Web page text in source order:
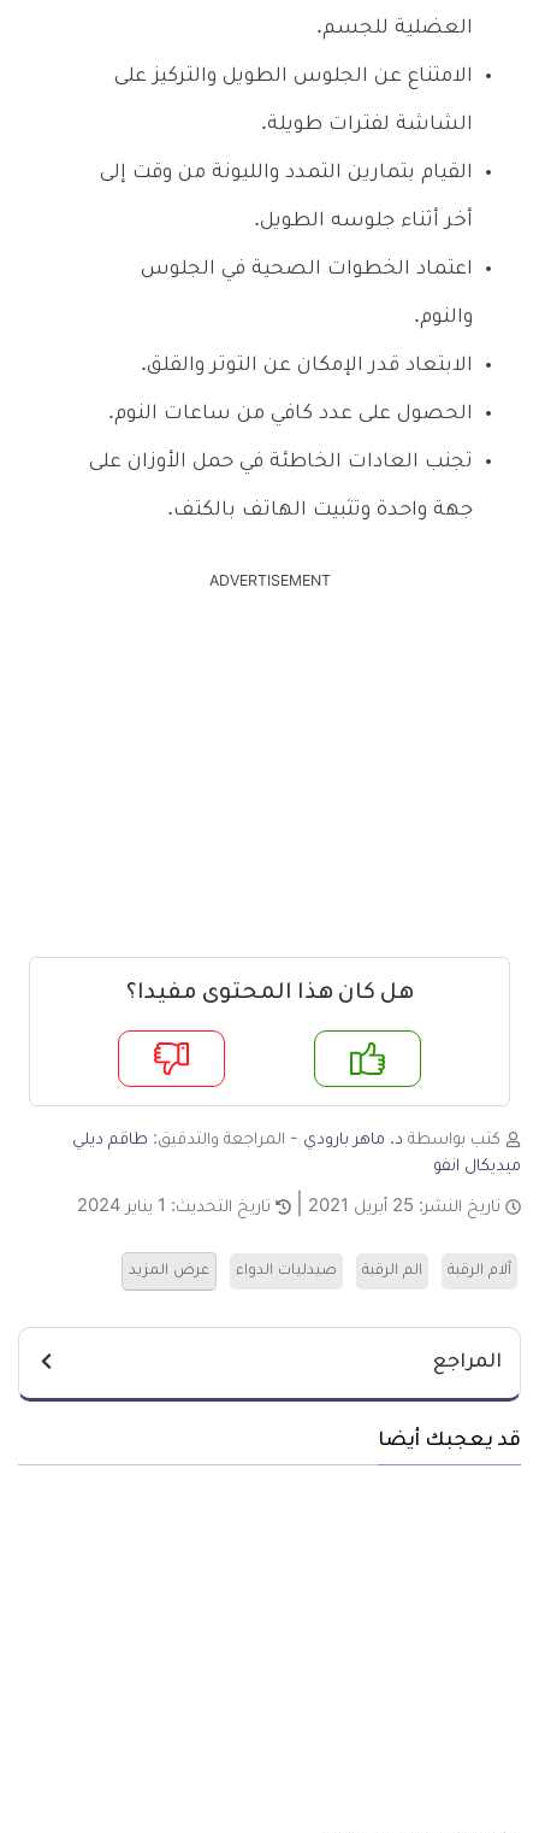
العضلية للجسم.
الامتناع عن الجلوس الطويل والتركيز على
الشاشة لفترات طويلة.
القيام بتمارين التمدد والليونة من وقت إلى
أخر أثناء جلوسه الطويل.
اعتماد الخطوات الصحية في الجلوس
والنوم.
الابتعاد قدر الإمكان عن التوتر والقلق.
الحصول على عدد كافي من ساعات النوم.
تجنب العادات الخاطئة في حمل الأوزان على
جهة واحدة وتثبيت الهاتف بالكتف.
ADVERTISEMENT
هل كان هذا المحتوى مفيدا؟
لا
كتب بواسطة د. ماهر بارودي - المراجعة والتدقيق: طاقم ديلي
ميديكال انفو
تاريخ النشر: 25 أبريل 2021 تاريخ التحديث: 1 يناير 2024
آلام الرقبة الم الرقبة صيدليات الدواء عرض المزيد
المراجع
قد يعجبك أيضا